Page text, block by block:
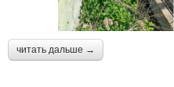
читать дальше →